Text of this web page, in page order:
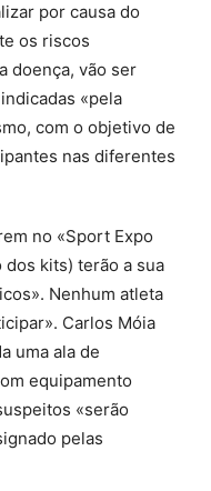
por causa do
os riscos
doença, vão ser
«pela
com o objetivo de
nas diferentes
no «Sport Expo
kits) terão a sua
Nenhum atleta
Carlos Móia
uma ala de
equipamento
«serão
pelas